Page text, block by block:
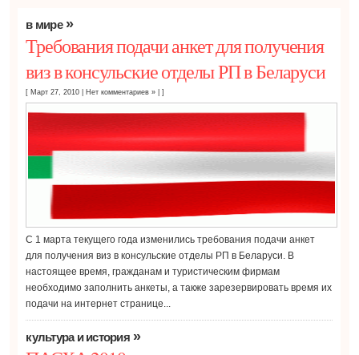
в мире»
Требования подачи анкет для получения
виз в консульские отделы РП в Беларуси
[ Март 27, 2010|Нет комментариев » | ]
С 1 марта текущего года изменились требования подачи анкет
для получения виз в консульские отделы РП в Беларуси. В
настоящее время, гражданам и туристическим фирмам
необходимо заполнить анкеты, а также зарезервировать время их
подачи на интернет странице...
культура и история»